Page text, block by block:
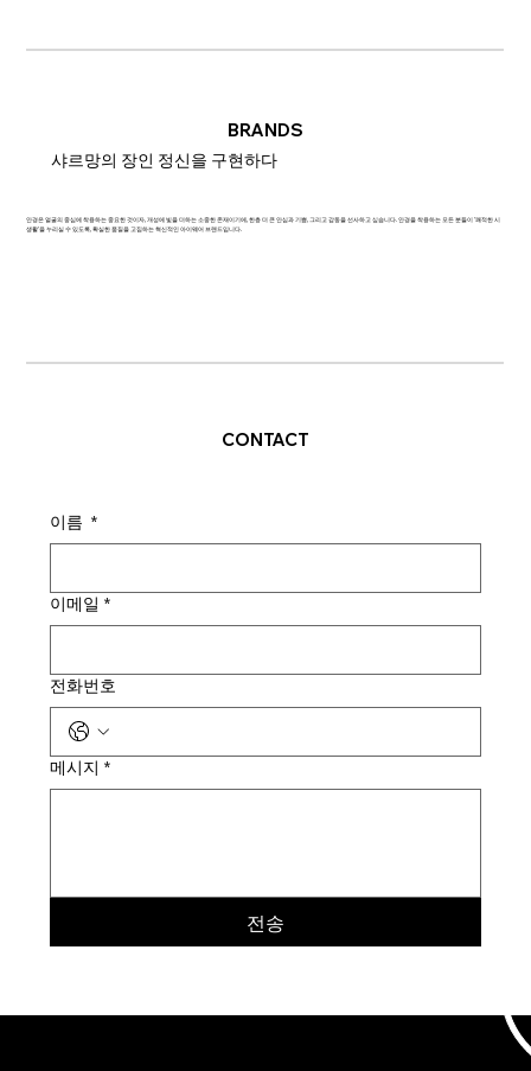
BRANDS
샤르망의 장인 정신을 구현하다
안경은 얼굴의 중심에 착용하는 중요한 것이자, 개성에 빛을 더하는 소중한 존재이기에, 한층 더 큰 안심과 기쁨, 그리고 감동을 선사하고 싶습니다. 안경을 착용하는 모든 분들이 '쾌적한 시
생활'을 누리실 수 있도록, 확실한 품질을 고집하는 혁신적인 아이웨어 브랜드입니다.
CONTACT
이름 *
이메일 *
전화번호
메시지 *
전송